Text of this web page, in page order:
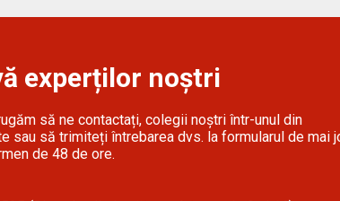
experților noștri
să ne contactați, colegii noștri într-unul din
sau să trimiteți întrebarea dvs. la formularul de mai
de 48 de ore.